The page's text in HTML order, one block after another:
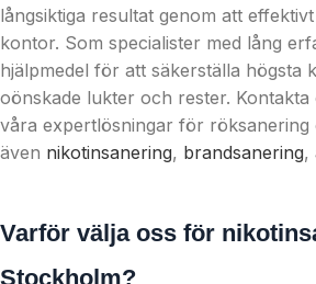
långsiktiga resultat genom att
kontor. Som specialister med lång
hjälpmedel för att säkerställa högsta
oönskade lukter och rester.
våra expertlösningar för röksanering
även nikotinsanering, brandsanering,
Varför välja oss för
Stockholm?